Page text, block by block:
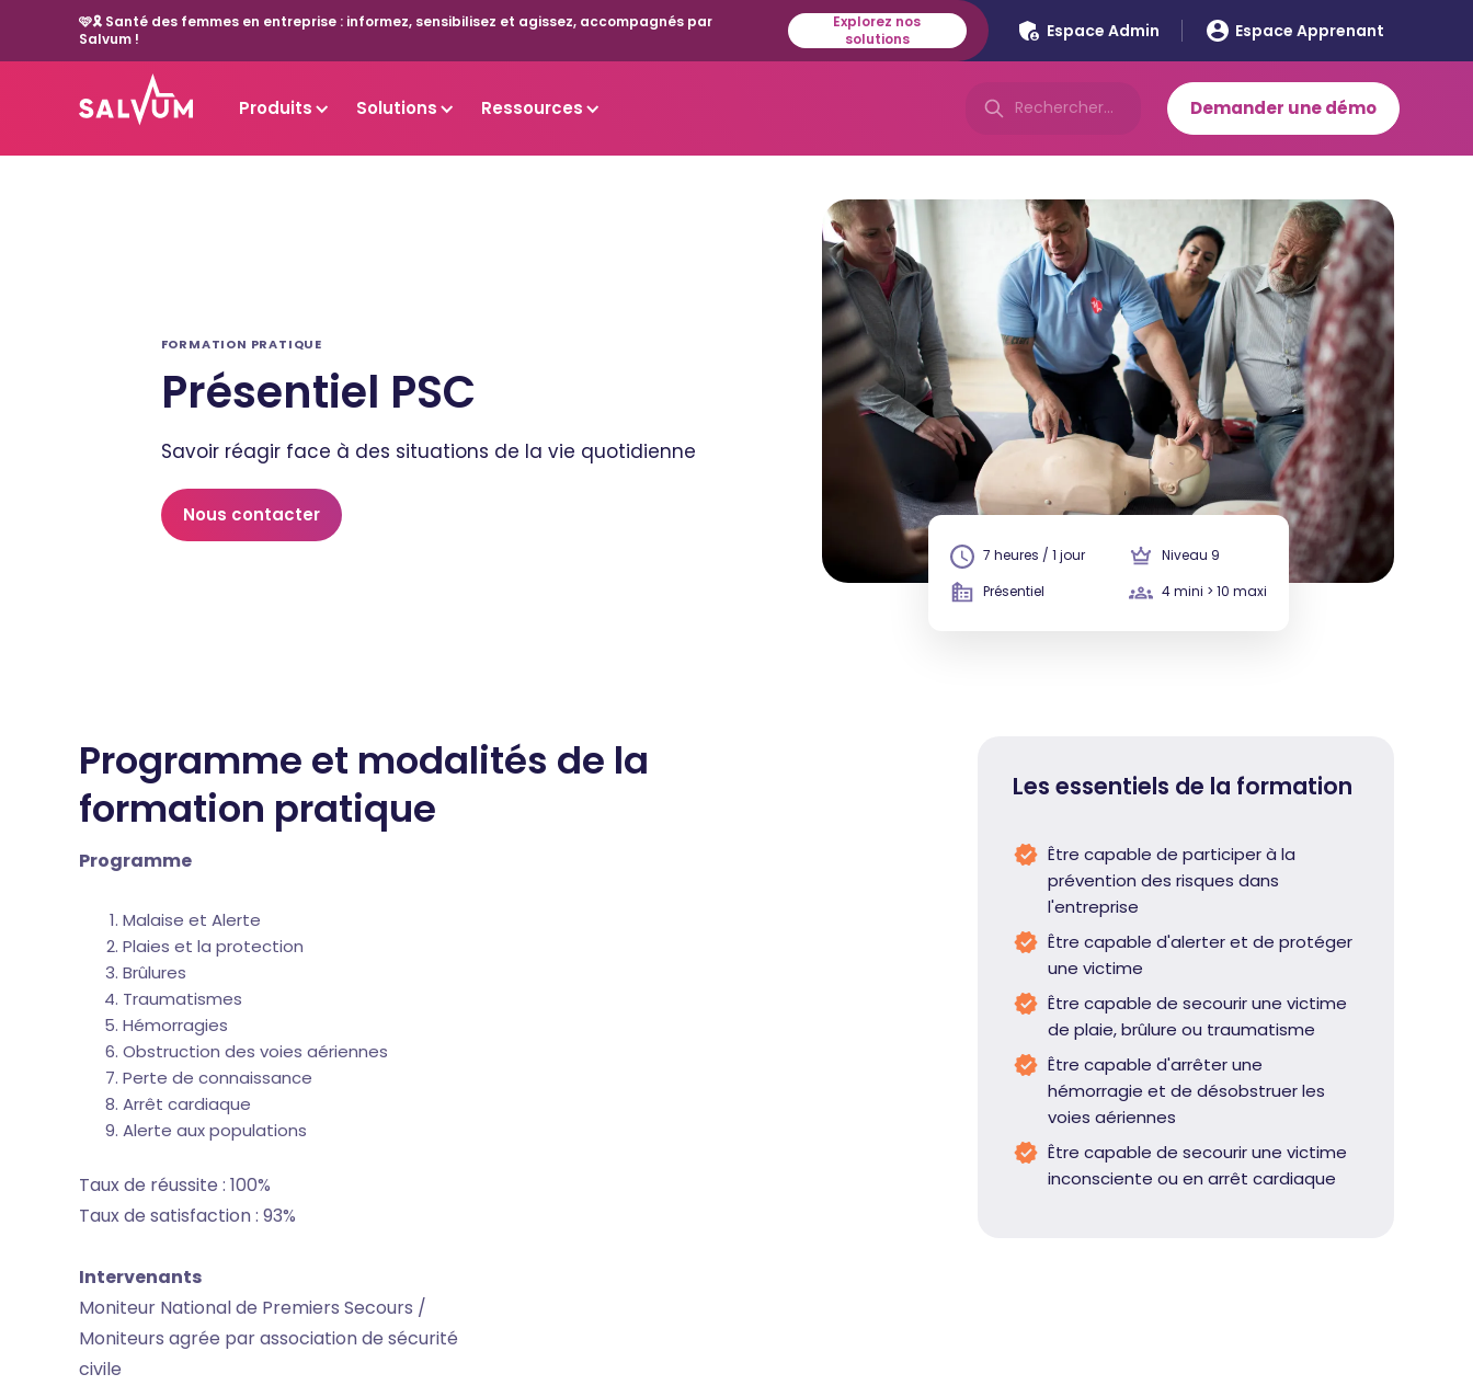
🩷🎗️ Santé des femmes en entreprise : informez, sensibilisez et agissez, accompagnés par
Salvum !
Explorez nos
solutions
Espace Admin Espace Apprenant
Produits Solutions Ressources Demander une démo
FORMATION PRATIQUE
Présentiel PSC
Savoir réagir face à des situations de la vie quotidienne
Nous contacter
7 heures / 1 jour
Présentiel
Niveau 9
4 mini > 10 maxi
Programme et modalités de la
formation pratique
Programme
Malaise et Alerte
Plaies et la protection
Brûlures
Traumatismes
Hémorragies
Obstruction des voies aériennes
Perte de connaissance
Arrêt cardiaque
Alerte aux populations
Taux de réussite : 100%
Taux de satisfaction : 93%
Intervenants
Moniteur National de Premiers Secours /
Moniteurs agrée par association de sécurité
civile
Les essentiels de la formation
Être capable de participer à la
prévention des risques dans
l'entreprise
Être capable d'alerter et de protéger
une victime
Être capable de secourir une victime
de plaie, brûlure ou traumatisme
Être capable d'arrêter une
hémorragie et de désobstruer les
voies aériennes
Être capable de secourir une victime
inconsciente ou en arrêt cardiaque